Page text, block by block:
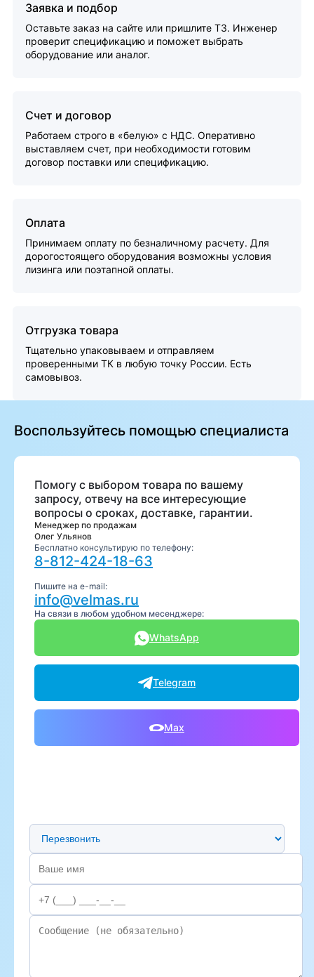
Заявка и подбор
Оставьте заказ на сайте или пришлите ТЗ. Инженер
проверит спецификацию и поможет выбрать
оборудование или аналог.
Счет и договор
Работаем строго в «белую» с НДС. Оперативно
выставляем счет, при необходимости готовим
договор поставки или спецификацию.
Оплата
Принимаем оплату по безналичному расчету. Для
дорогостоящего оборудования возможны условия
лизинга или поэтапной оплаты.
Отгрузка товара
Тщательно упаковываем и отправляем
проверенными ТК в любую точку России. Есть
самовывоз.
Воспользуйтесь помощью специалиста
Помогу с выбором товара по вашему
запросу, отвечу на все интересующие
вопросы о сроках, доставке, гарантии.
Менеджер по продажам
Олег Ульянов
Бесплатно консультирую по телефону:
8-812-424-18-63
Пишите на e-mail:
info@velmas.ru
На связи в любом удобном месенджере:
WhatsApp
Telegram
Max
Предпочтительный способ связи